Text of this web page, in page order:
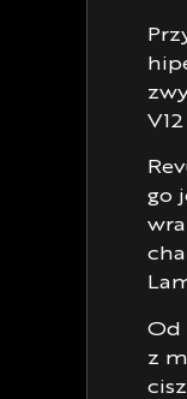
go
Od
z